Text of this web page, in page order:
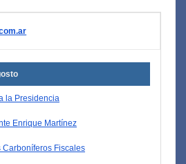
la Presidencia
Enrique Martínez
Carboníferos Fiscales